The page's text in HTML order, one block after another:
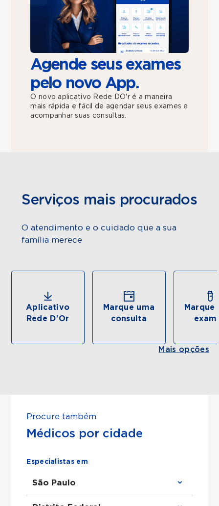
Agende seus exames
pelo novo App.
O novo aplicativo Rede DO'r é a maneira
mais rápida e fácil de agendar seus exames e
acompanhar suas consultas.
Serviços mais procurados
O atendimento e o cuidado que a sua
família merece
Aplicativo
Rede D'Or
Marque uma
consulta
Marque
Mais opções
Procure também
Médicos por cidade
Especialistas em
São Paulo
Clínico Geral em São Paulo